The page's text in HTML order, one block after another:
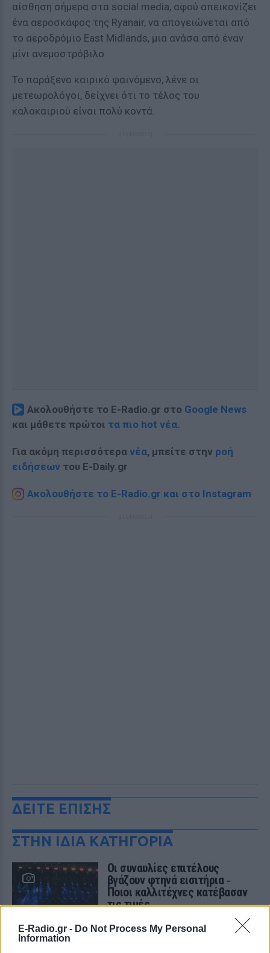
E-Radio.gr - Do Not Process My Personal
Information
αίσθηση σήμερα στα social media, αφού απεικονίζει
ένα αεροσκάφος της Ryanair, να απογειώνεται από
το αεροδρόμιο East Midlands, μια ανάσα από έναν
μίνι ανεμοστρόβιλο.
Το παράξενο καιρικό φαινόμενο, λένε οι
μετεωρολόγοι, δείχνει ότι το τέλος του
καλοκαιριού είναι πολύ κοντά.
Ακολουθήστε το E-Radio.gr στο Google News
και μάθετε πρώτοι τα πιο hot νέα.
Για ακόμη περισσότερα νέα, μπείτε στην ροή
ειδήσεων του E-Daily.gr
Ακολουθήστε το E-Radio.gr και στο Instagram
ΔΕΙΤΕ ΕΠΙΣΗΣ
ΣΤΗΝ ΙΔΙΑ ΚΑΤΗΓΟΡΙΑ
Οι συναυλίες επιτέλους
βγάζουν φτηνά εισιτήρια ‑
Ποιοι καλλιτέχνες κατέβασαν
τις τιμές
Οι fans δεν αντέχουν άλλες αυξήσεις: Τα